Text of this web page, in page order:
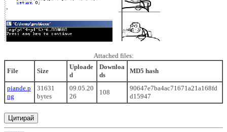
Attached files:
File
Size
Uploade
d
Downloa
ds
MD5 hash
piande.p
ng
31631
bytes
09.05.20
26
108
90647e7ba4ac71671a21a168fd
d15947
Цитирай